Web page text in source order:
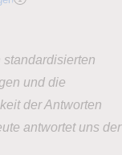
und die
der Antworten
antwortet uns der